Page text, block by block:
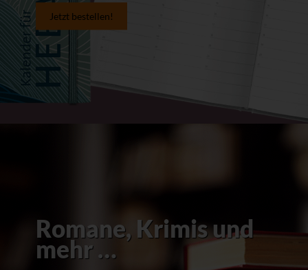
Jetzt bestellen!
Romane, Krimis und
mehr …